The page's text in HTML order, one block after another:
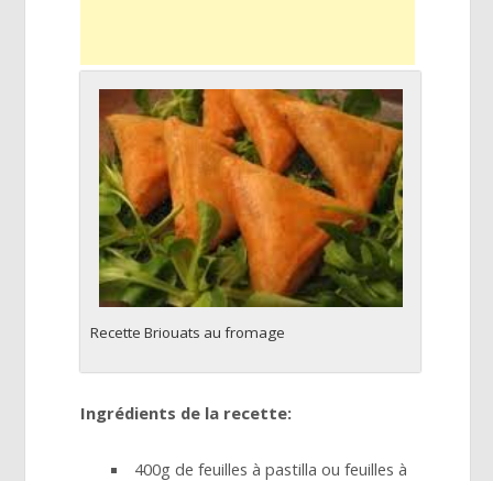
Recette Briouats au fromage
Ingrédients de la recette:
400g de feuilles à pastilla ou feuilles à